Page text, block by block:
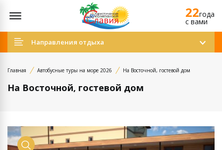
22года
c вами
Направления отдыха
Главная Автобусные туры на море 2026 На Восточной, гостевой дом
На Восточной, гостевой дом